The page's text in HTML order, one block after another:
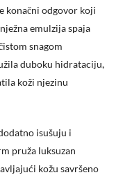
konačni odgovor koji
emulzija spaja
snagom
duboku hidrataciju,
koži njezinu
isušuju i
pruža luksuzan
kožu savršeno